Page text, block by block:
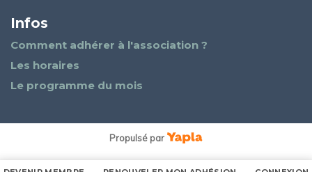
Infos
Comment adhérer à l'association ?
Les horaires
Le programme du mois
Propulsé par